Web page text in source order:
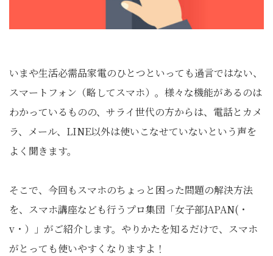
いまや生活必需品家電のひとつといっても過言ではない、
スマートフォン（略してスマホ）。様々な機能があるのは
わかっているものの、サライ世代の方からは、電話とカメ
ラ、メール、LINE以外は使いこなせていないという声を
よく聞きます。
そこで、今回もスマホのちょっと困った問題の解決方法
を、スマホ講座なども行うプロ集団「女子部JAPAN(・
v・）」がご紹介します。やりかたを知るだけで、スマホ
がとっても使いやすくなりますよ！